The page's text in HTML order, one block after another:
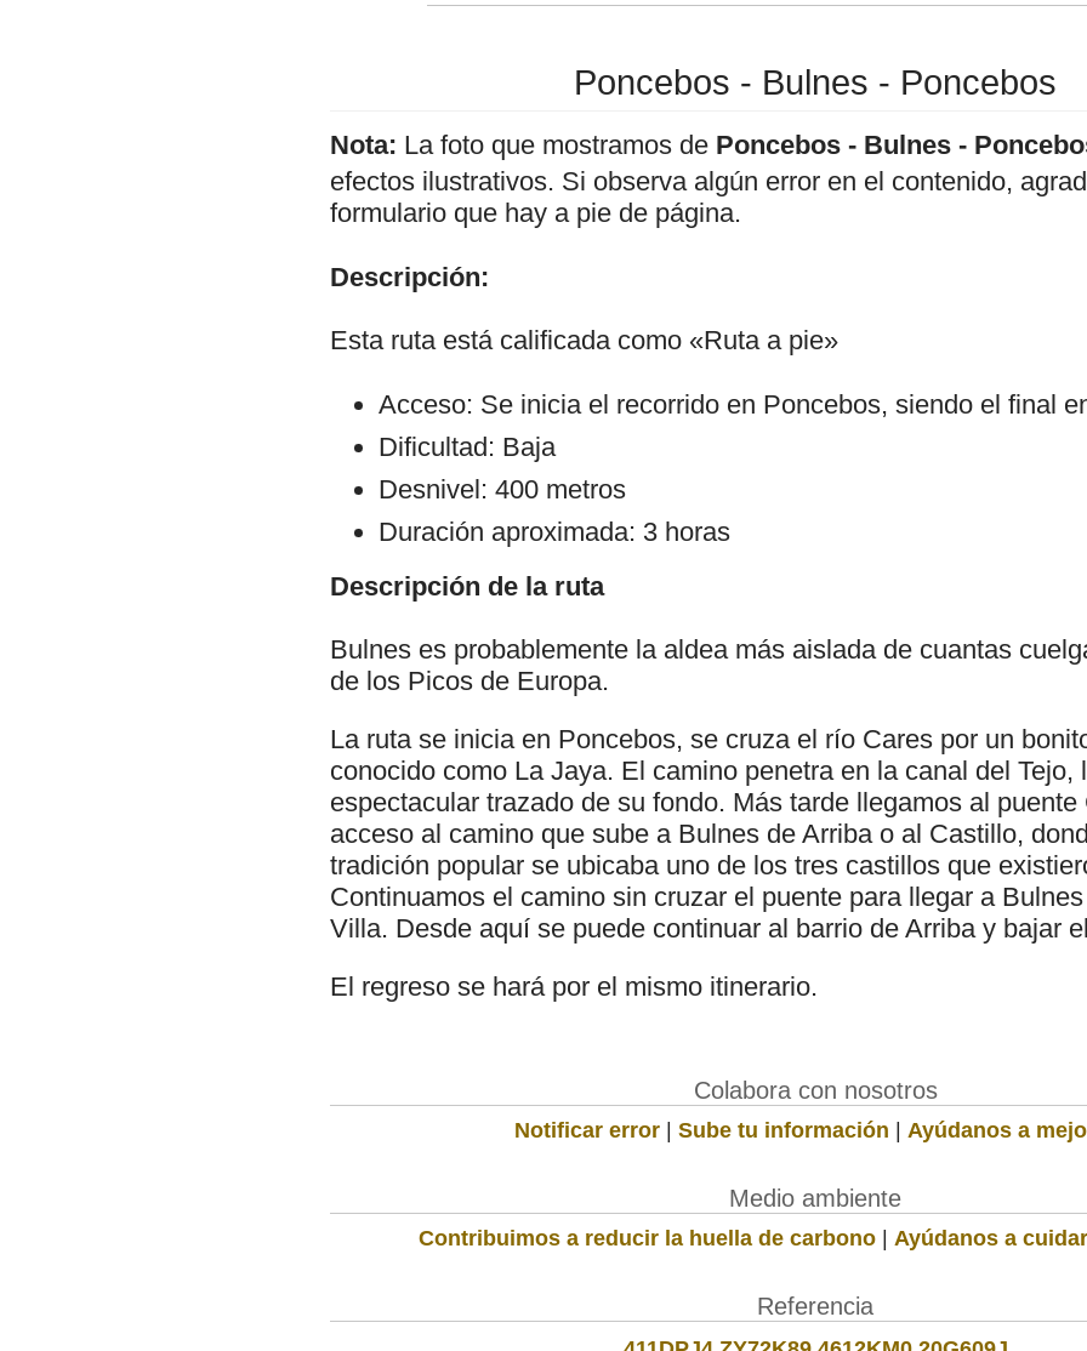
Poncebos - Bulnes - Poncebos
Nota: La foto que mostramos de Poncebos - Bulnes -
efectos ilustrativos. Si observa algún error en el contenido,
formulario que hay a pie de página.
Descripción:
Esta ruta está calificada como «Ruta a pie»
Acceso: Se inicia el recorrido en Poncebos, siendo el final
Dificultad: Baja
Desnivel: 400 metros
Duración aproximada: 3 horas
Descripción de la ruta
Bulnes es probablemente la aldea más aislada de cuantas
de los Picos de Europa.
La ruta se inicia en Poncebos, se cruza el río Cares por un
conocido como La Jaya. El camino penetra en la canal del Tejo,
espectacular trazado de su fondo. Más tarde llegamos al
acceso al camino que sube a Bulnes de Arriba o al Castillo,
tradición popular se ubicaba uno de los tres castillos que
Continuamos el camino sin cruzar el puente para llegar a
Villa. Desde aquí se puede continuar al barrio de Arriba y bajar
El regreso se hará por el mismo itinerario.
Colabora con nosotros
Notificar error | Sube tu información | Ayúdanos a
Medio ambiente
Contribuimos a reducir la huella de carbono | Ayúdanos a
Referencia